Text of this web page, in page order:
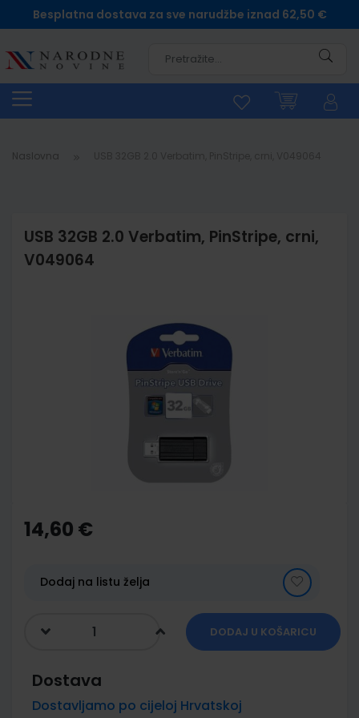
Besplatna dostava za sve narudžbe iznad 62,50 €
Naslovna
USB 32GB 2.0 Verbatim, PinStripe, crni,
V049064
the
beginning
gallery
14,60 €
Dodaj na listu želja
DODAJ U KOŠARICU
Dostava
Dostavljamo po cijeloj Hrvatskoj